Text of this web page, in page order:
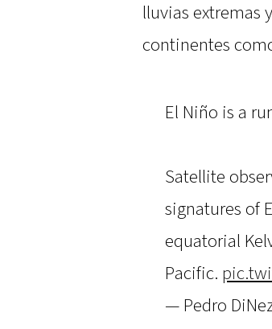
lluvias extremas
continentes
El Niño is a
Satellite
signatures of
equatorial
Pacific.
— Pedro